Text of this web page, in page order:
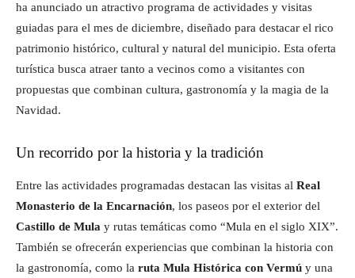
ha anunciado un atractivo programa de actividades y visitas
guiadas para el mes de diciembre, diseñado para destacar el rico
patrimonio histórico, cultural y natural del municipio. Esta oferta
turística busca atraer tanto a vecinos como a visitantes con
propuestas que combinan cultura, gastronomía y la magia de la
Navidad.
Un recorrido por la historia y la tradición
Entre las actividades programadas destacan las visitas al Real
Monasterio de la Encarnación, los paseos por el exterior del
Castillo de Mula y rutas temáticas como “Mula en el siglo XIX”.
También se ofrecerán experiencias que combinan la historia con
la gastronomía, como la ruta Mula Histórica con Vermú y una